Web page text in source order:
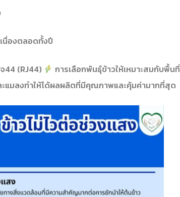
นื่องตลอดทั้งปี
44 (RJ44)
การเลือกพันธุ์ข้าวให้เหมาะสมกับพื้นที่
แมลงทำให้ได้ผลผลิตที่มีคุณภาพและคุ้มค่ามากที่สุด